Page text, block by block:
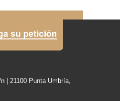
| 21100 Punta Umbría,